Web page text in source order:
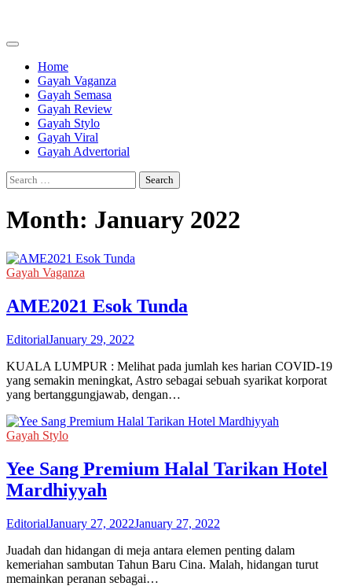
content
Home
Gayah Vaganza
Gayah Semasa
Gayah Review
Gayah Stylo
Gayah Viral
Gayah Advertorial
Search
for:
Month: January 2022
Gayah Vaganza
AME2021 Esok Tunda
EditorialJanuary 29, 2022
KUALA LUMPUR : Melihat pada jumlah kes harian COVID-19
yang semakin meningkat, Astro sebagai sebuah syarikat korporat
yang bertanggungjawab, dengan…
Gayah Stylo
Yee Sang Premium Halal Tarikan Hotel
Mardhiyyah
EditorialJanuary 27, 2022January 27, 2022
Juadah dan hidangan di meja antara elemen penting dalam
kemeriahan sambutan Tahun Baru Cina. Malah, hidangan turut
memainkan peranan sebagai…